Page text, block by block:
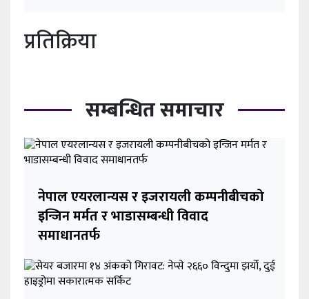
प्रतिक्रिया
सम्बन्धित समाचार
नेपाल एयरलान्यस र इजरायली कम्पनीबीचको
इन्जिन मर्मत र भाडासम्बन्धी विवाद
समाधानतर्फ